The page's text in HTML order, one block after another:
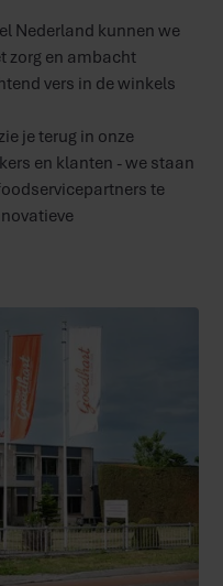
Nederland kunnen we
zorg en ambacht
vers in de winkels
je terug in onze
en klanten - we staan
te